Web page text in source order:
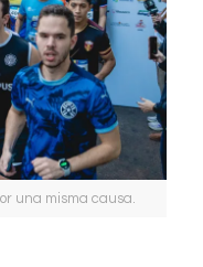
una misma causa.